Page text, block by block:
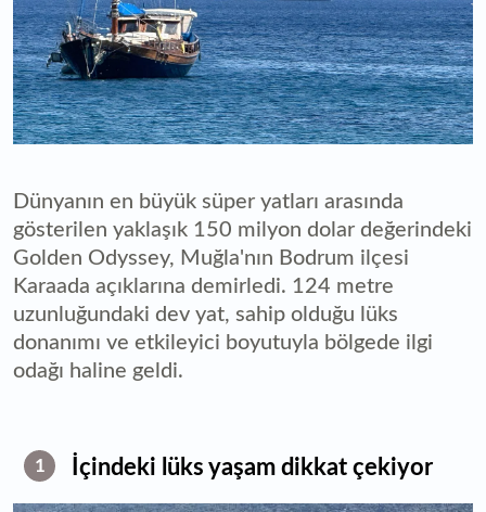
Dünyanın en büyük süper yatları arasında
gösterilen yaklaşık 150 milyon dolar değerindeki
Golden Odyssey, Muğla'nın Bodrum ilçesi
Karaada açıklarına demirledi. 124 metre
uzunluğundaki dev yat, sahip olduğu lüks
donanımı ve etkileyici boyutuyla bölgede ilgi
odağı haline geldi.
1 İçindeki lüks yaşam dikkat çekiyor